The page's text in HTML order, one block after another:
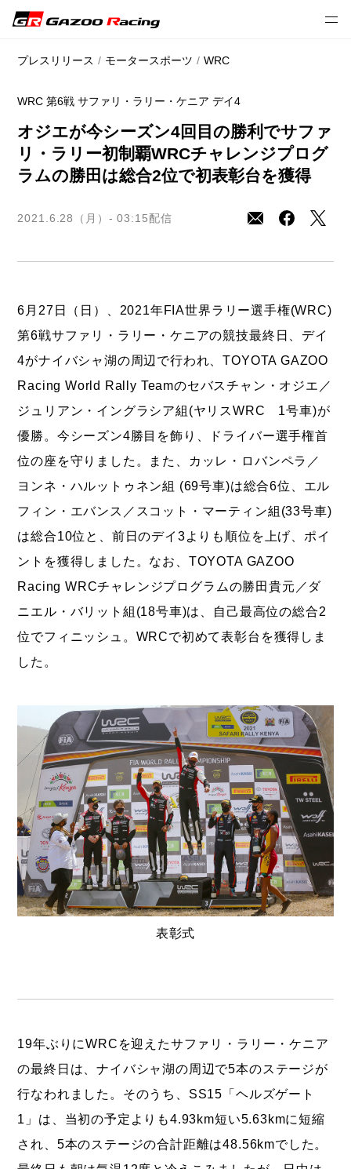
// 2021 season
プレスリリース モータースポーツ WRC
WRC 第6戦 サファリ・ラリー・ケニア デイ4
オジエが今シーズン4回目の勝利でサファ
リ・ラリー初制覇WRCチャレンジプログ
ラムの勝田は総合2位で初表彰台を獲得
2021.6.28（月）- 03:15配信
6月27日（日）、2021年FIA世界ラリー選手権(WRC)
第6戦サファリ・ラリー・ケニアの競技最終日、デイ
4がナイバシャ湖の周辺で行われ、TOYOTA GAZOO
Racing World Rally Teamのセバスチャン・オジエ／
ジュリアン・イングラシア組(ヤリスWRC 1号車)が
優勝。今シーズン4勝目を飾り、ドライバー選手権首
位の座を守りました。また、カッレ・ロバンペラ／
ヨンネ・ハルットゥネン組 (69号車)は総合6位、エル
フィン・エバンス／スコット・マーティン組(33号車)
は総合10位と、前日のデイ3よりも順位を上げ、ポイ
ントを獲得しました。なお、TOYOTA GAZOO
Racing WRCチャレンジプログラムの勝田貴元／ダ
ニエル・バリット組(18号車)は、自己最高位の総合2
位でフィニッシュ。WRCで初めて表彰台を獲得しま
した。
表彰式
19年ぶりにWRCを迎えたサファリ・ラリー・ケニア
の最終日は、ナイバシャ湖の周辺で5本のステージが
行なわれました。そのうち、SS15「ヘルズゲート
1」は、当初の予定よりも4.93km短い5.63kmに短縮
され、5本のステージの合計距離は48.56kmでした。